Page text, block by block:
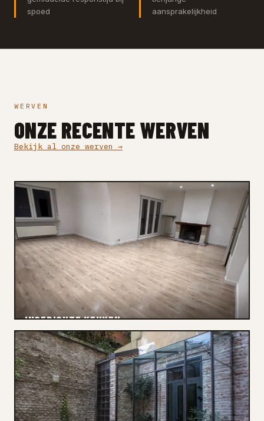
spoed
aansprakelijkheid
WERVEN
ONZE RECENTE WERVEN
Bekijk al onze werven →
INGERICHTE KEUKEN
Renovatie